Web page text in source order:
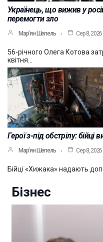
Українець, що вижив у
перемогти зло
Мар’ян Шепель Сер 8, 2026
56-річного Олега Котова
квітня…
Герої з-під обстрілу:
Мар’ян Шепель Сер 8, 2026
Бійці «Хижака» надають
Бізнес